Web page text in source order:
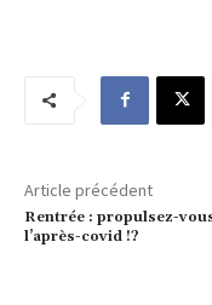
Article précédent
Rentrée : propulsez-
l’après-covid !?